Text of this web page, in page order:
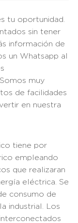
tu oportunidad.
sin tener
información de
un Whatsapp al
muy
de facilidades
en nuestra
tiene por
empleando
que realizaran
eléctrica. Se
consumo de
industrial. Los